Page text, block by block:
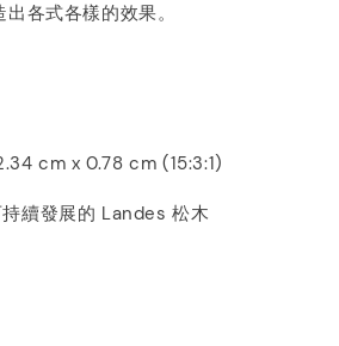
各式各樣的效果。
cm x 0.78 cm (15:3:1)
續發展的 Landes 松木